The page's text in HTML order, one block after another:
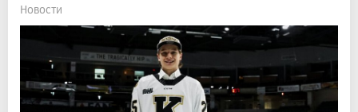
Новости